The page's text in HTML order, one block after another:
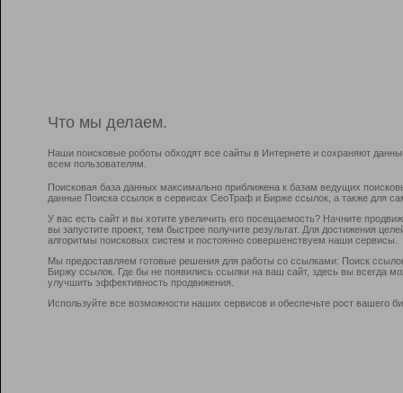
Что мы делаем.
Наши поисковые роботы обходят все сайты в Интернете и сохраняют
всем пользователям.
Поисковая база данных максимально приближена к базам ведущих
данные Поиска ссылок в сервисах СеоТраф и Бирже ссылок, а также для
У вас есть сайт и вы хотите увеличить его посещаемость? Начните
вы запустите проект, тем быстрее получите результат. Для достижения
алгоритмы поисковых систем и постоянно совершенствуем наши сервисы.
Мы предоставляем готовые решения для работы со ссылками: Поиск
Биржу ссылок. Где бы не появились ссылки на ваш сайт, здесь вы всегда
улучшить эффективность продвижения.
Используйте все возможности наших сервисов и обеспечьте рост вашего